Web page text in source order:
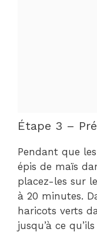
Étape 3 –
Pendant que
épis de maïs
placez-les sur
à 20 minutes.
haricots verts
jusqu’à ce